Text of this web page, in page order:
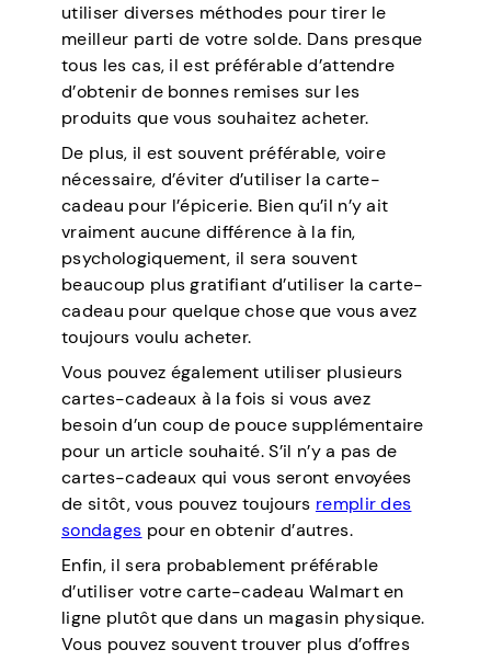
utiliser diverses méthodes pour tirer le
meilleur parti de votre solde. Dans presque
tous les cas, il est préférable d’attendre
d’obtenir de bonnes remises sur les
produits que vous souhaitez acheter.
De plus, il est souvent préférable, voire
nécessaire, d’éviter d’utiliser la carte-
cadeau pour l’épicerie. Bien qu’il n’y ait
vraiment aucune différence à la fin,
psychologiquement, il sera souvent
beaucoup plus gratifiant d’utiliser la carte-
cadeau pour quelque chose que vous avez
toujours voulu acheter.
Vous pouvez également utiliser plusieurs
cartes-cadeaux à la fois si vous avez
besoin d’un coup de pouce supplémentaire
pour un article souhaité. S’il n’y a pas de
cartes-cadeaux qui vous seront envoyées
de sitôt, vous pouvez toujours remplir des
sondages pour en obtenir d’autres.
Enfin, il sera probablement préférable
d’utiliser votre carte-cadeau Walmart en
ligne plutôt que dans un magasin physique.
Vous pouvez souvent trouver plus d’offres